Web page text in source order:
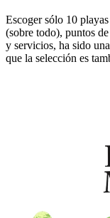
Escoger sólo 10
(sobre todo), puntos
y servicios, ha sido
que la selección es